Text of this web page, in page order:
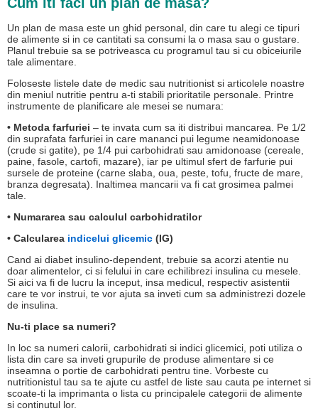
Un plan de masa este un ghid personal, din care tu alegi ce tipuri
de alimente si in ce cantitati sa consumi la o masa sau o gustare.
Planul trebuie sa se potriveasca cu programul tau si cu obiceiurile
tale alimentare.
Foloseste listele date de medic sau nutritionist si articolele noastre
din meniul nutritie pentru a-ti stabili prioritatile personale. Printre
instrumente de planificare ale mesei se numara:
• Metoda farfuriei – te invata cum sa iti distribui mancarea. Pe 1/2
din suprafata farfuriei in care mananci pui legume neamidonoase
(crude si gatite), pe 1/4 pui carbohidrati sau amidonoase (cereale,
paine, fasole, cartofi, mazare), iar pe ultimul sfert de farfurie pui
sursele de proteine (carne slaba, oua, peste, tofu, fructe de mare,
branza degresata). Inaltimea mancarii va fi cat grosimea palmei
tale.
• Numararea sau calculul carbohidratilor
• Calcularea indicelui glicemic (IG)
Cand ai diabet insulino-dependent, trebuie sa acorzi atentie nu
doar alimentelor, ci si felului in care echilibrezi insulina cu mesele.
Si aici va fi de lucru la inceput, insa medicul, respectiv asistentii
care te vor instrui, te vor ajuta sa inveti cum sa administrezi dozele
de insulina.
Nu-ti place sa numeri?
In loc sa numeri calorii, carbohidrati si indici glicemici, poti utiliza o
lista din care sa inveti grupurile de produse alimentare si ce
inseamna o portie de carbohidrati pentru tine. Vorbeste cu
nutritionistul tau sa te ajute cu astfel de liste sau cauta pe internet si
scoate-ti la imprimanta o lista cu principalele categorii de alimente
si continutul lor.